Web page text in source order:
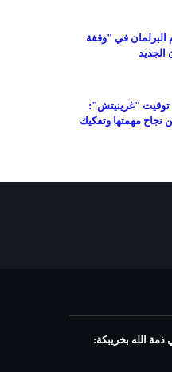
البرلمان في "وقفة
الجديد
توقيت "غرينيتش":
نجاح مهمتها وتفكيك
الله بخريبكة: